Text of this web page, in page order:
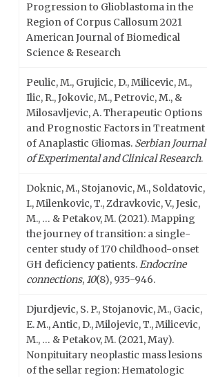
Progression to Glioblastoma in the
Region of Corpus Callosum 2021
American Journal of Biomedical
Science & Research
Peulic, M., Grujicic, D., Milicevic, M.,
Ilic, R., Jokovic, M., Petrovic, M., &
Milosavljevic, A. Therapeutic Options
and Prognostic Factors in Treatment
of Anaplastic Gliomas. Serbian Journal
of Experimental and Clinical Research.
Doknic, M., Stojanovic, M., Soldatovic,
I., Milenkovic, T., Zdravkovic, V., Jesic,
M., … & Petakov, M. (2021). Mapping
the journey of transition: a single-
center study of 170 childhood-onset
GH deficiency patients.Endocrine
connections, 10(8), 935-946.
Djurdjevic, S. P., Stojanovic, M., Gacic,
E. M., Antic, D., Milojevic, T., Milicevic,
M., … & Petakov, M. (2021, May).
Nonpituitary neoplastic mass lesions
of the sellar region: Hematologic